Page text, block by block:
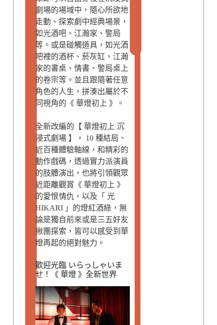
劇場的場域中，隨心所欲地
走動、探索劇中經典場景，
如光酒吧、江瀚家、警局
等。或是碰觸道具，如光酒
吧裡的酒杯、菸灰缸，江瀚
家的書桌、情書、警局桌上
的卷宗等。並且跟隨著任意
角色的人生，拼湊出屬於不
同視角的《 華燈初上 》。
全新改編的【 華燈初上 沉
浸式劇場 】， 10 種結局、
近百種體驗軸線，和精彩的
動作戲碼，透過實力派演員
的肢體演出，也將引領觀眾
近距離觀賞《 華燈初上 》
的愛恨情仇，以及「 光
HIKARI 」的燈紅酒綠，無
論是獨自前來或是三五好友
揪團探索，皆可以感受到華
燈再起的絕對魅力。
歡迎光臨 いらっしゃいま
せ！《 華燈 》全新世界